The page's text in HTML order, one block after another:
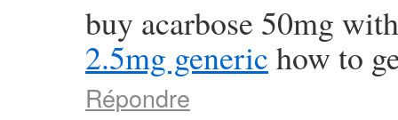
buy acarbose 50mg
2.5mg generic how to
Répondre